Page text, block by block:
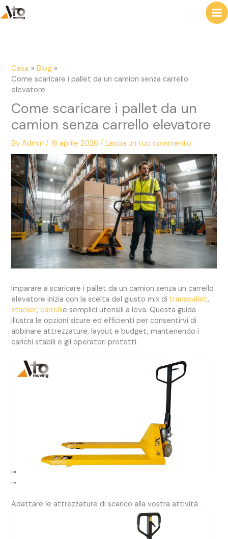
contenuto
Casa
Blog
Come scaricare i pallet da un camion senza carrello
elevatore
Come scaricare i pallet da un
camion senza carrello elevatore
ByAdmin/16 aprile 2026/Lascia un tuo commento
Imparare a scaricare i pallet da un camion senza un carrello
elevatore inizia con la scelta del giusto mix di transpallet,
stacker,carrellie semplici utensili a leva. Questa guida
illustra le opzioni sicure ed efficienti per consentirvi di
abbinare attrezzature, layout e budget, mantenendo i
carichi stabili e gli operatori protetti.
""
""
Adattare le attrezzature di scarico alla vostra attività
e